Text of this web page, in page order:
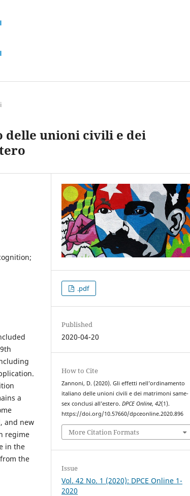
delle unioni civili e dei
a
and new
regime
in the
the
.pdf
Published
2020-04-20
How to Cite
Zannoni, D. (2020). Gli effetti nell’ordinamento
italiano delle unioni civili e dei matrimoni same-
sex conclusi all’estero.DPCE Online,42(1).
https://doi.org/10.57660/dpceonline.2020.896
More Citation Formats
Issue
Vol. 42 No. 1 (2020): DPCE Online 1-
2020